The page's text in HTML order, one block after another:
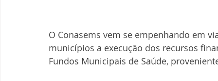
O Conasems vem se empenhando em
municípios a execução dos recursos
Fundos Municipais de Saúde,